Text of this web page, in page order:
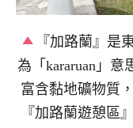
『加路蘭』是
為「kararuan」
富含黏地礦物質
『加路蘭遊憩區